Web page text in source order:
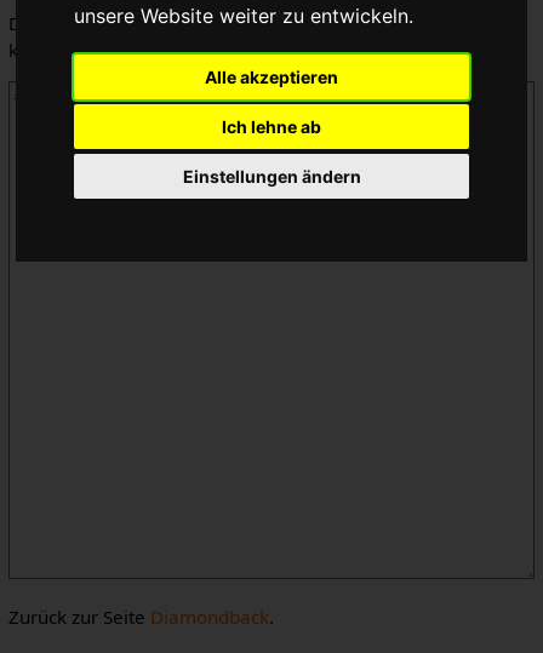
unsere Website weiter zu entwickeln.
Alle akzeptieren
Ich lehne ab
Einstellungen ändern
Du kannst den Quelltext dieser Seite betrachten und
kopieren.
Zurück zur Seite Diamondback.